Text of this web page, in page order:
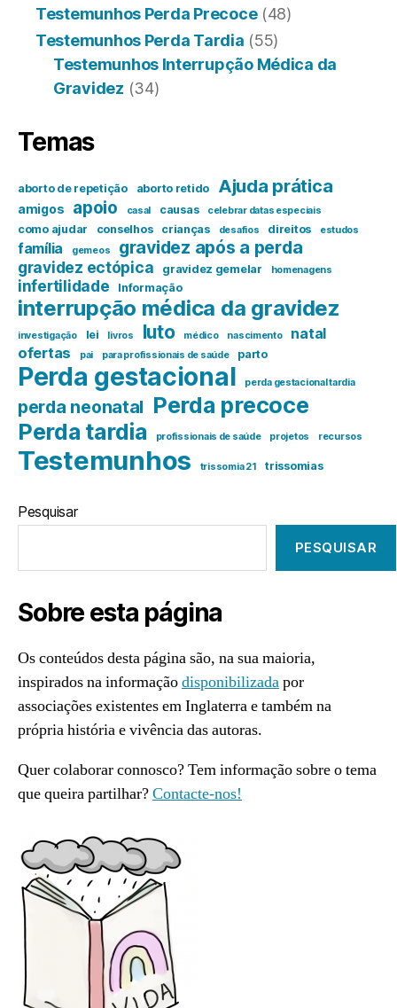
Testemunhos Perda Precoce(48)
Testemunhos Perda Tardia (55)
Testemunhos Interrupção Médica da
Gravidez (34)
Temas
aborto de repetição aborto retido Ajuda prática
amigos apoio casal causas celebrar datas especiais
como ajudar conselhos crianças desafios direitos estudos
família gemeos gravidez após a perda
gravidez ectópica gravidez gemelar homenagens
infertilidade Informação
interrupção médica da gravidez
investigação lei livros luto médico nascimento natal
ofertas pai para profissionais de saúde parto
Perda gestacional perda gestacional tardia
perda neonatal Perda precoce
Perda tardia
profissionais de saúde projetos recursos
Testemunhos trissomia 21 trissomias
Pesquisar
PESQUISAR
Sobre esta página
Os conteúdos desta página são, na sua maioria,
inspirados na informaçãodisponibilizadapor
associações existentes em Inglaterra e também na
própria história e vivência das autoras.
Quer colaborar connosco? Tem informação sobre o tema
que queira partilhar?Contacte-nos!